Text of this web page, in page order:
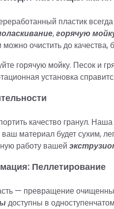
пластик
,горячую
очистить до качества,
горячую мойку. Песок и
установка
качество гранул. Наша
ваш материал будет сухим,
работу вашей
Пеллетирование
— превращение
доступны в